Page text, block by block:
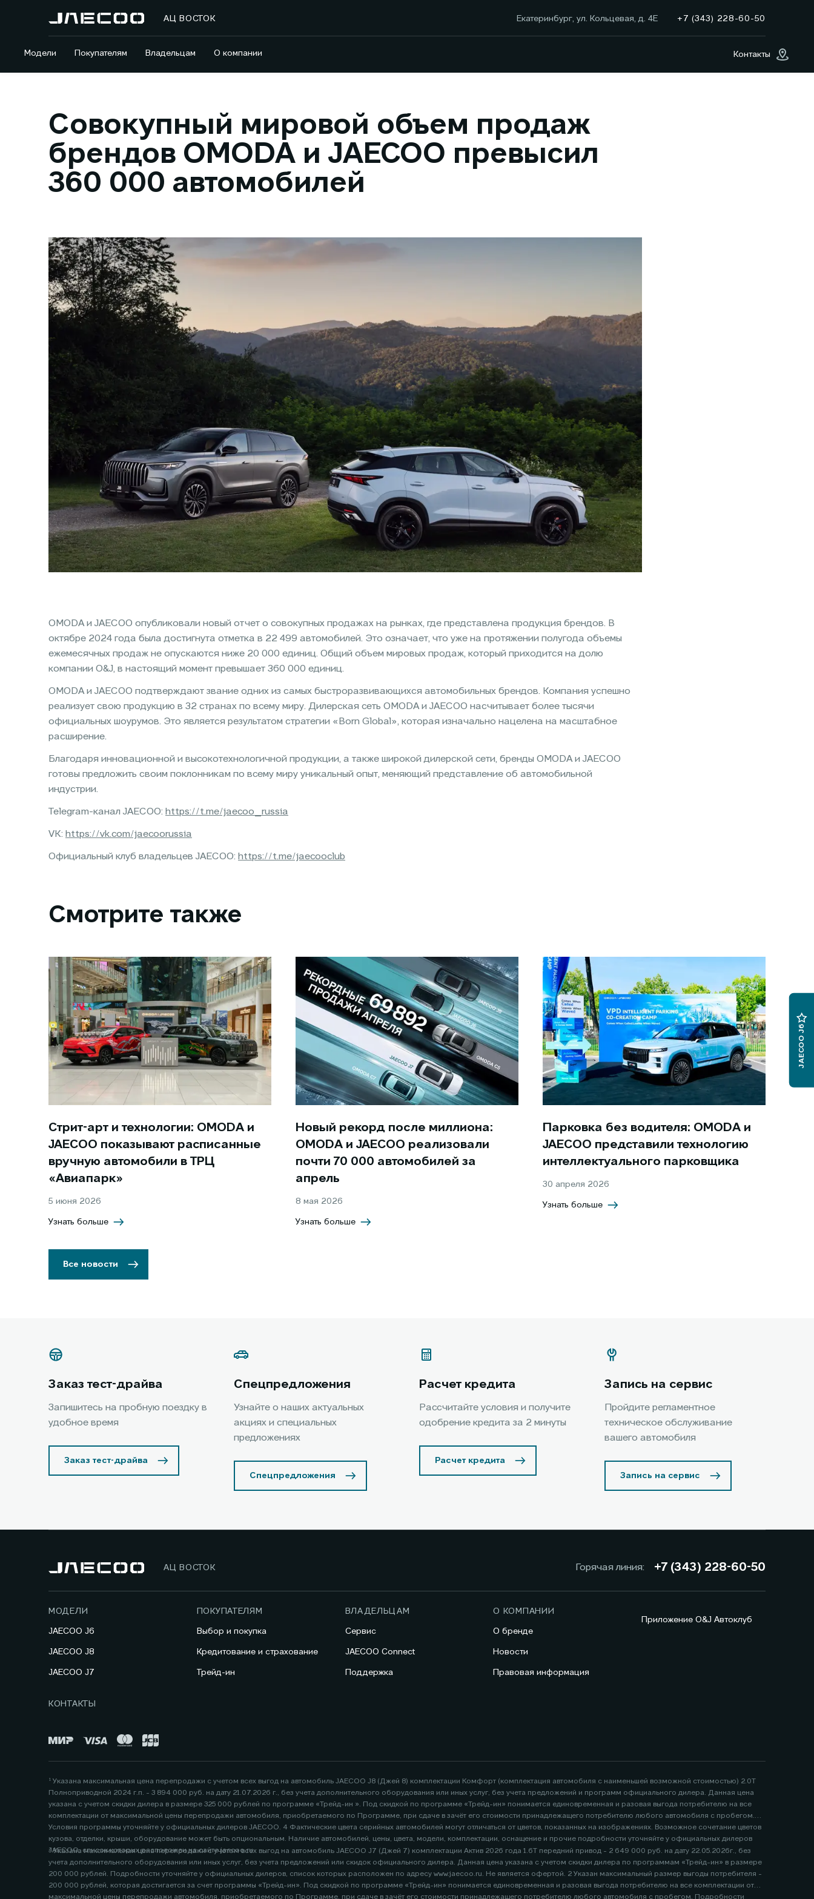
АЦ ВОСТОК Екатеринбург, ул. Кольцевая, д. 4Е +7 (343) 228-60-50
Модели Покупателям Владельцам О компании Контакты
JAECOO J6
Совокупный мировой объем продаж
брендов OMODA и JAECOO превысил
360 000 автомобилей
OMODA и JAECOO опубликовали новый отчет о совокупных продажах на рынках, где представлена продукция брендов. В
октябре 2024 года была достигнута отметка в 22 499 автомобилей. Это означает, что уже на протяжении полугода объемы
ежемесячных продаж не опускаются ниже 20 000 единиц. Общий объем мировых продаж, который приходится на долю
компании O&J, в настоящий момент превышает 360 000 единиц.
OMODA и JAECOO подтверждают звание одних из самых быстроразвивающихся автомобильных брендов. Компания успешно
реализует свою продукцию в 32 странах по всему миру. Дилерская сеть OMODA и JAECOO насчитывает более тысячи
официальных шоурумов. Это является результатом стратегии «Born Global», которая изначально нацелена на масштабное
расширение.
Благодаря инновационной и высокотехнологичной продукции, а также широкой дилерской сети, бренды OMODA и JAECOO
готовы предложить своим поклонникам по всему миру уникальный опыт, меняющий представление об автомобильной
индустрии.
Telegram-канал JAECOO: https://t.me/jaecoo_russia
VK: https://vk.com/jaecoorussia
Официальный клуб владельцев JAECOO: https://t.me/jaecooclub
Смотрите также
Стрит-арт и технологии: OMODA и
JAECOO показывают расписанные
вручную автомобили в ТРЦ
«Авиапарк»
5 июня 2026
Узнать больше
Новый рекорд после миллиона:
OMODA и JAECOO реализовали
почти 70 000 автомобилей за
апрель
8 мая 2026
Узнать больше
Парковка без водителя: OMODA и
JAECOO представили технологию
интеллектуального парковщика
30 апреля 2026
Узнать больше
Все новости
Заказ тест-драйва
Запишитесь на пробную поездку в
удобное время
Заказ тест-драйва
Спецпредложения
Узнайте о наших актуальных
акциях и специальных
предложениях
Спецпредложения
Расчет кредита
Рассчитайте условия и получите
одобрение кредита за 2 минуты
Расчет кредита
Запись на сервис
Пройдите регламентное
техническое обслуживание
вашего автомобиля
Запись на сервис
АЦ ВОСТОК Горячая линия: +7 (343) 228-60-50
МОДЕЛИ
JAECOO J6
JAECOO J8
JAECOO J7
ПОКУПАТЕЛЯМ
Выбор и покупка
Кредитование и страхование
Трейд-ин
ВЛАДЕЛЬЦАМ
Сервис
JAECOO Connect
Поддержка
О КОМПАНИИ
О бренде
Новости
Правовая информация
Приложение O&J Автоклуб
КОНТАКТЫ
¹ Указана максимальная цена перепродажи с учетом всех выгод на автомобиль JAECOO J8 (Джей 8) комплектации Комфорт (комплектация автомобиля с наименьшей возможной стоимостью) 2.0Т
Полноприводной 2024 г.п. - 3 894 000 руб. на дату 21.07.2026 г., без учета дополнительного оборудования или иных услуг, без учета предложений и программ официального дилера. Данная цена
указана с учетом скидки дилера в размере 325 000 рублей по программе «Трейд-ин ». Под скидкой по программе «Трейд-ин» понимается единовременная и разовая выгода потребителю на все
комплектации от максимальной цены перепродажи автомобиля, приобретаемого по Программе, при сдаче в зачёт его стоимости принадлежащего потребителю любого автомобиля с пробегом.
Условия программы уточняйте у официальных дилеров JAECOO. 4 Фактические цвета серийных автомобилей могут отличаться от цветов, показанных на изображениях. Возможное сочетание цветов
кузова, отделки, крыши, оборудование может быть опциональным. Наличие автомобилей, цены, цвета, модели, комплектации, оснащение и прочие подробности уточняйте у официальных дилеров
JAECOO, список которых расположен на сайте jaecoo.ru
² Указана максимальная цена перепродажи с учетом всех выгод на автомобиль JAECOO J7 (Джей 7) комплектации Актив 2026 года 1.6Т передний привод - 2 649 000 руб. на дату 22.05.2026г., без
учета дополнительного оборудования или иных услуг, без учета предложений или скидок официального дилера. Данная цена указана с учетом скидки дилера по программам «Трейд-ин» в размере
200 000 рублей. Подробности уточняйте у официальных дилеров, список которых расположен по адресу www.jaecoo.ru. Не является офертой. 2 Указан максимальный размер выгоды потребителя -
200 000 рублей, которая достигается за счет программы «Трейд-ин». Под скидкой по программе «Трейд-ин» понимается единовременная и разовая выгода потребителю на все комплектации от
максимальной цены перепродажи автомобиля, приобретаемого по Программе, при сдаче в зачёт его стоимости принадлежащего потребителю любого автомобиля с пробегом. Подробности